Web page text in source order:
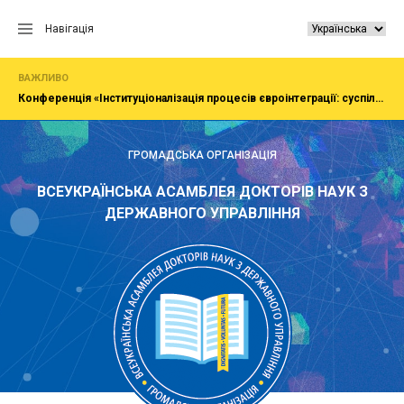
Навігація
ВАЖЛИВО
Конференція «Інституціоналізація процесів євроінтеграції: суспільство, економіка, адміністрування»
ГРОМАДСЬКА ОРГАНІЗАЦІЯ
ВСЕУКРАЇНСЬКА АСАМБЛЕЯ ДОКТОРІВ НАУК З
ДЕРЖАВНОГО УПРАВЛІННЯ